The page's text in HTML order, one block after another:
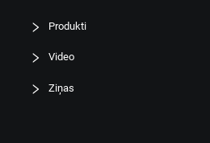
Produkti
Video
Ziņas